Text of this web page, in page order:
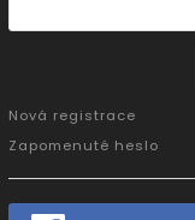
Nová registrace
Zapomenuté heslo